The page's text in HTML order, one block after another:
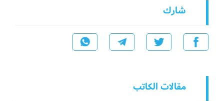
شارك
مقالات الكاتب